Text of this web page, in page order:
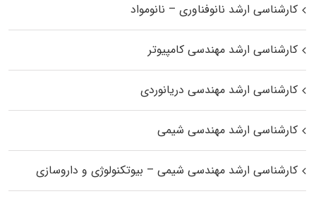
کارشناسی ارشد نانوفناوری – نانومواد
کارشناسی ارشد مهندسی کامپیوتر
کارشناسی ارشد مهندسی دریانوردی
کارشناسی ارشد مهندسی شیمی
کارشناسی ارشد مهندسی شیمی – بیوتکنولوژی و داروسازی